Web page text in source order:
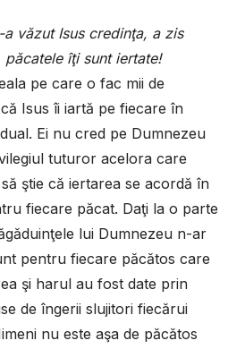
văzut Isus credinţa, a zis
păcatele îţi sunt iertate!
pe care o fac mii de
Isus îi iartă pe fiecare în
Ei nu cred pe Dumnezeu
tuturor acelora care
ştie că iertarea se acordă în
fiecare păcat. Daţi la o parte
lui Dumnezeu n-ar
pentru fiecare păcătos care
şi harul au fost date prin
de îngerii slujitori fiecărui
nu este aşa de păcătos